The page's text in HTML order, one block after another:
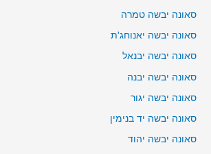
סאונה יבשה טמרה
סאונה יבשה יאנוחג'ת
סאונה יבשה יבנאל
סאונה יבשה יבנה
סאונה יבשה יגור
סאונה יבשה יד בנימין
סאונה יבשה יהוד